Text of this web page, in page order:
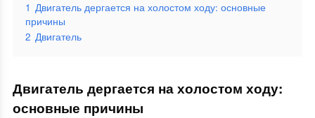
1 Двигатель дергается на холостом ходу: основные
причины
2 Двигатель
Двигатель дергается на холостом ходу:
основные причины